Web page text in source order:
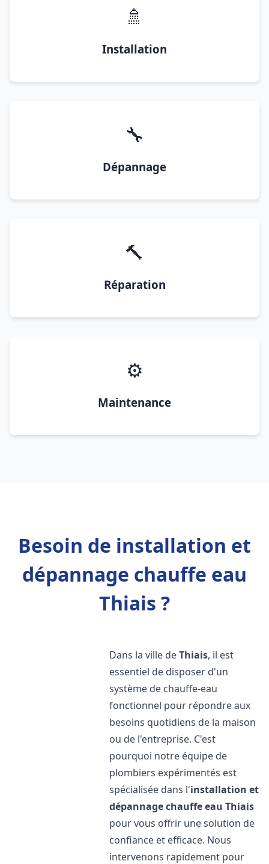
🚿
Installation
🔧
Dépannage
🔨
Réparation
⚙️
Maintenance
Besoin de installation et
dépannage chauffe eau
Thiais ?
Dans la ville deThiais, il est
essentiel de disposer d'un
système de chauffe-eau
fonctionnel pour répondre aux
besoins quotidiens de la maison
ou de l'entreprise. C'est
pourquoi notre équipe de
plombiers expérimentés est
spécialisée dans l'installation et
dépannage chauffe eau Thiais
pour vous offrir une solution de
confiance et efficace. Nous
intervenons rapidement pour